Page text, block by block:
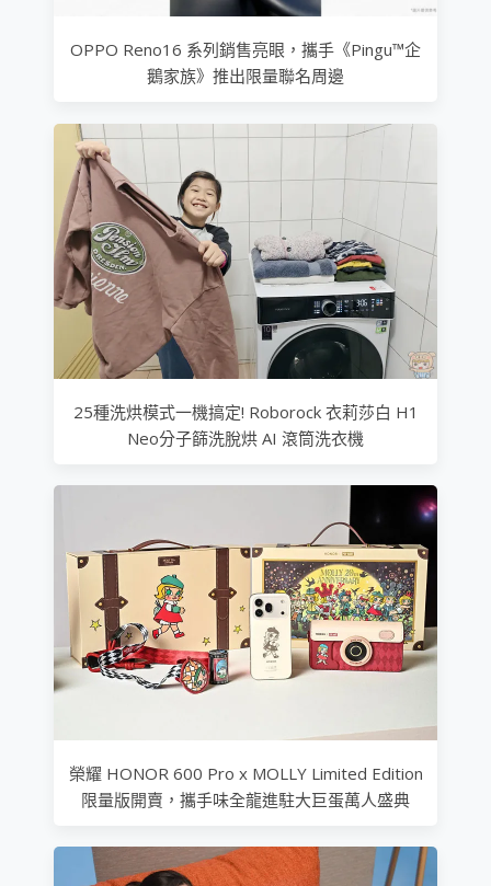
OPPO Reno16 系列銷售亮眼，攜手《Pingu™企
鵝家族》推出限量聯名周邊
25種洗烘模式一機搞定! Roborock 衣莉莎白 H1
Neo分子篩洗脫烘 AI 滾筒洗衣機
榮耀 HONOR 600 Pro x MOLLY Limited Edition
限量版開賣，攜手味全龍進駐大巨蛋萬人盛典